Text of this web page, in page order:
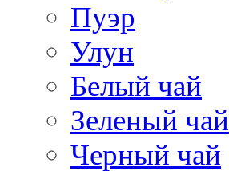
Пуэр
Улун
Белый чай
Зеленый чай
Черный чай